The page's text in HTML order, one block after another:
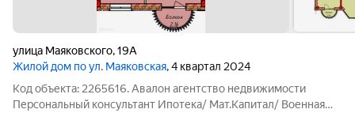
улица Маяковского,19А
Жилой дом по ул. Маяковская, 4 квартал 2024
Код объекта: 2265616. Авалон агентство недвижимости
Персональный консультант Ипотека/ Мат.Капитал/ Военная